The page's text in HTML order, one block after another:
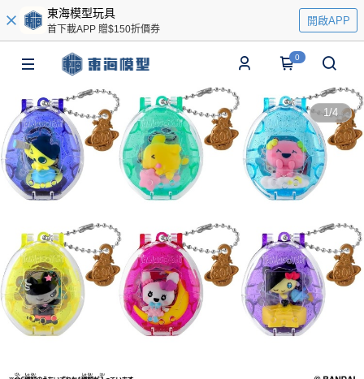
東海模型玩具
首下載APP 贈$150折價券
開啟APP
0
1/4